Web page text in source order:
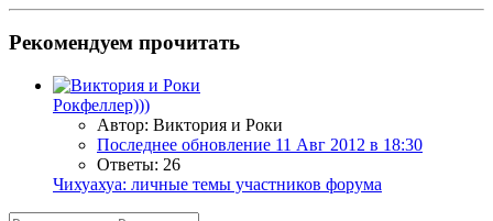
Рекомендуем прочитать
Рокфеллер)))
Автор: Виктория и Роки
Последнее обновление 11 Авг 2012 в 18:30
Ответы: 26
Чихуахуа: личные темы участников форума